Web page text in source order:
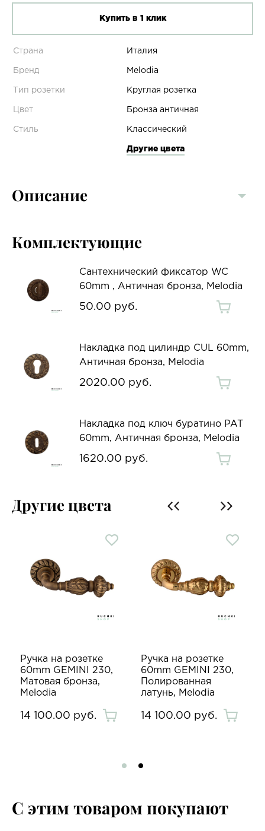
Купить в 1 клик
Страна Италия
Бренд Melodia
Тип розетки Круглая розетка
Цвет Бронза античная
Стиль Классический
Другие цвета
Описание
Комплектующие
Сантехнический фиксатор WC
60mm , Античная бронза, Melodia
50.00 руб.
Накладка под цилиндр CUL 60mm,
Античная бронза, Melodia
2020.00 руб.
Накладка под ключ буратино PAT
60mm, Античная бронза, Melodia
1620.00 руб.
Другие цвета
Ручка на розетке
60mm GEMINI 230,
Матовая бронза,
Melodia
14 100.00 руб.
Ручка на розетке
60mm GEMINI 230,
Полированная
латунь, Melodia
14 100.00 руб.
С этим товаром покупают